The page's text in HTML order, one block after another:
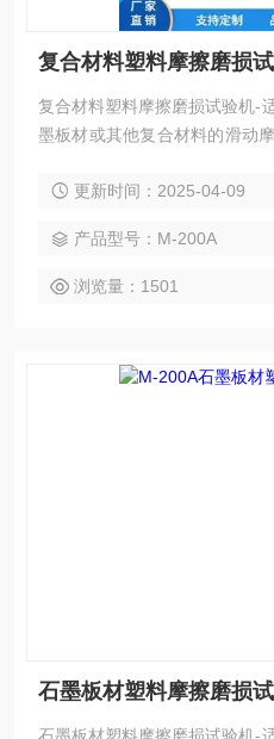
复合材料塑料摩擦磨损
复合材料塑料摩擦磨损试验机-
墨板材或其他复合材料的滑动
更新时间：2025-04-09
产品型号：M-200A
浏览量：1501
石墨板材塑料摩擦磨损